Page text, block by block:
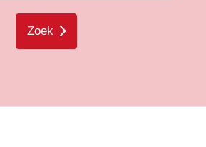
Zoek